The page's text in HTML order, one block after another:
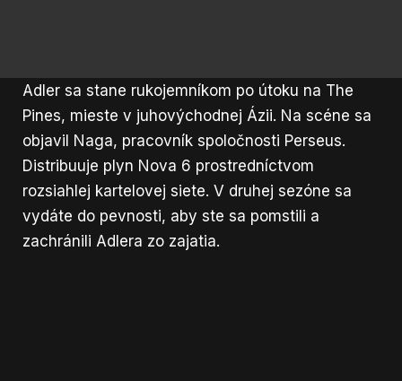
Adler sa stane rukojemníkom po útoku na The
Pines, mieste v juhovýchodnej Ázii. Na scéne sa
objavil Naga, pracovník spoločnosti Perseus.
Distribuuje plyn Nova 6 prostredníctvom
rozsiahlej kartelovej siete. V druhej sezóne sa
vydáte do pevnosti, aby ste sa pomstili a
zachránili Adlera zo zajatia.